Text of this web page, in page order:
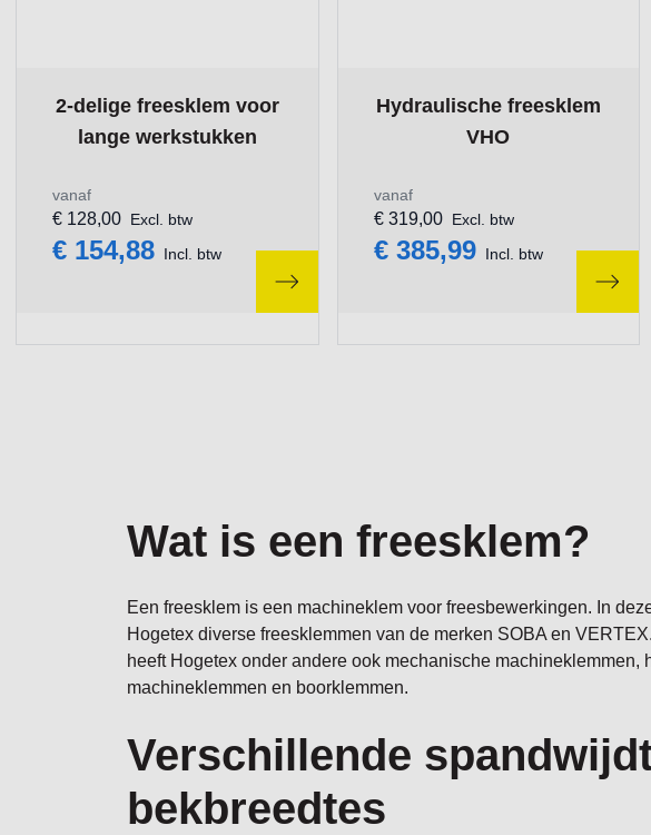
2-delige freesklem voor
lange werkstukken
vanaf
€ 154,88 Incl. btw
€ 128,00 Excl. btw
Hydraulische freesklem
VHO
vanaf
€ 385,99 Incl. btw
€ 319,00 Excl. btw
Wat is een freesklem?
Een freesklem is een machineklem voor freesbewerkingen. In
Hogetex diverse freesklemmen van de merken SOBA en
heeft Hogetex onder andere ook mechanische machineklemmen,
machineklemmen en boorklemmen.
Verschillende
bekbreedtes